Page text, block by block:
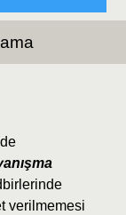
verilmemesi